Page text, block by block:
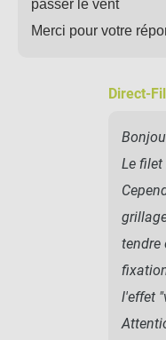
passer le vent
Merci pour votre
Direct-
Le filet
tendre
l'effet